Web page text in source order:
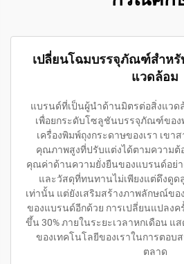
เปลี่ยนโฉมบรรจุภัณฑ์สำหรั
แวดล้อม
แบรนด์ที่เป็นผู้นำด้านมิตรต่อสิ่งแวด
เพื่อยกระดับโซลูชันบรรจุภัณฑ์ของ
เครื่องพิมพ์ถุงกระดาษของเรา เขา
คุณภาพสูงที่ปรับแต่งได้ตามความต้
คุณค่าด้านความยั่งยืนของแบรนด์อย่
และวัสดุที่ทนทานไม่เพียงแต่ดึงดูด
เท่านั้น แต่ยังเสริมสร้างภาพลักษณ์ข
ของแบรนด์อีกด้วย การเปลี่ยนแปลงค
ขึ้น 30% ภายในระยะเวลาหกเดือน แ
ของเทคโนโลยีของเราในการตอบ
ตลาด